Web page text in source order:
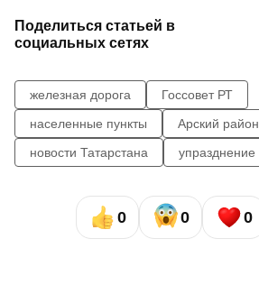
Поделиться статьей в
социальных сетях
железная дорога
Госсовет РТ
населенные пункты
Арский район
новости Татарстана
упразднение
0 0 0